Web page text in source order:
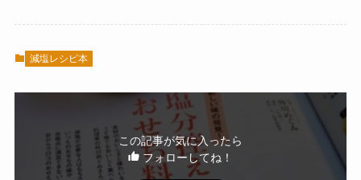
減塩レシピ本
この記事が気に入ったら
フォローしてね！